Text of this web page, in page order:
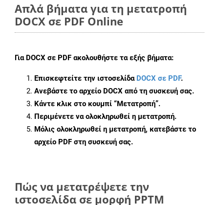
Απλά βήματα για τη μετατροπή
DOCX σε PDF Online
Για DOCX σε PDF ακολουθήστε τα εξής βήματα:
Επισκεφτείτε την ιστοσελίδα DOCX σε PDF.
Ανεβάστε το αρχείο DOCX από τη συσκευή σας.
Κάντε κλικ στο κουμπί “Μετατροπή”.
Περιμένετε να ολοκληρωθεί η μετατροπή.
Μόλις ολοκληρωθεί η μετατροπή, κατεβάστε το
αρχείο PDF στη συσκευή σας.
Πώς να μετατρέψετε την
ιστοσελίδα σε μορφή PPTM